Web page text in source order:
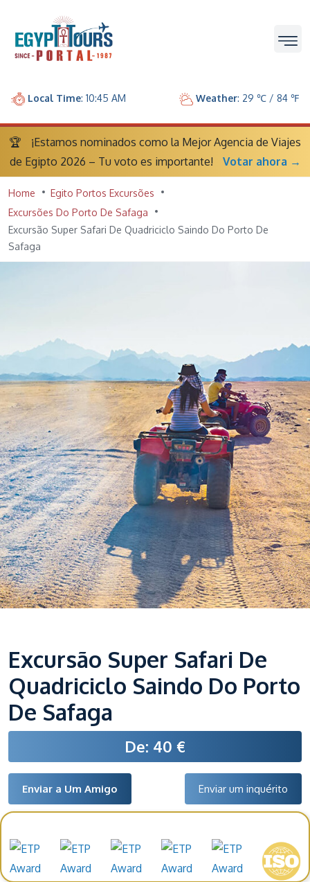
Local Time: 10:45 AM Weather: 29 ℃ / 84 ℉
🏆
¡Estamos nominados como la Mejor Agencia de Viajes
de Egipto 2026 – Tu voto es importante!
Votar ahora →
Home
Egito Portos Excursões
Excursões Do Porto De Safaga
Excursão Super Safari De Quadriciclo Saindo Do Porto De
Safaga
Excursão Super Safari De
Quadriciclo Saindo Do Porto
De Safaga
De: 40 €
Enviar a Um Amigo Enviar um inquérito